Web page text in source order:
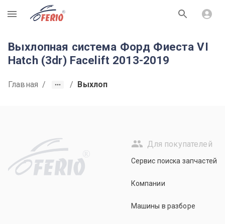
R
Выхлопная система Форд Фиеста VI
Hatch (3dr) Facelift 2013-2019
Главная / / Выхлоп
R
Для покупателей
Сервис поиска запчастей
Компании
Машины в разборе